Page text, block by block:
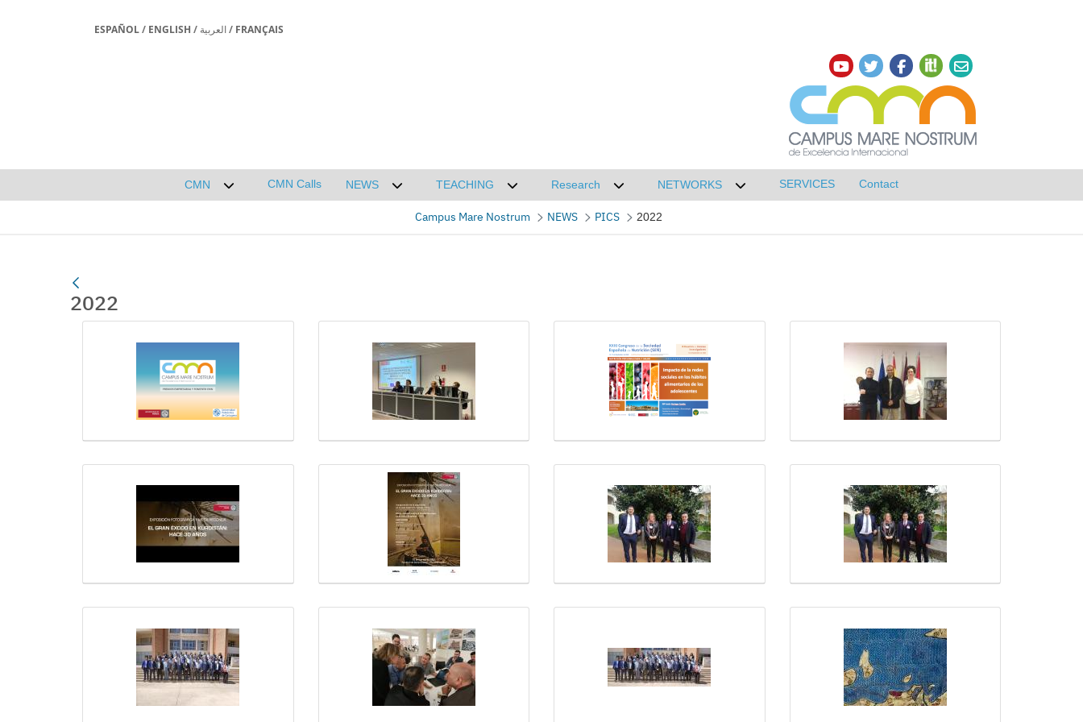
ESPAÑOL/ ENGLISH / العربية/ FRANÇAIS
CMN
Desplegar submenú de CMN
CMN Calls
NEWS
Desplegar submenú de NEWS
TEACHING
Desplegar submenú de TEACHING
Research
Desplegar submenú de Research
NETWORKS
Desplegar submenú de NETWORKS
SERVICES Contact
Campus Mare Nostrum NEWS PICS 2022
2022